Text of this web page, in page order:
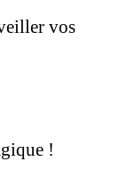
vos
!